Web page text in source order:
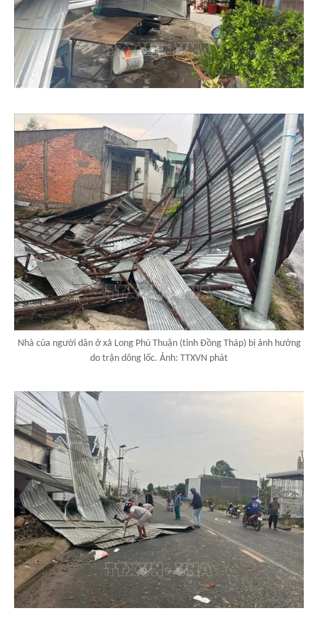
Nhà của người dân ở xã Long Phú Thuận (tỉnh Đồng Tháp) bị ảnh hưởng
do trận dông lốc. Ảnh: TTXVN phát